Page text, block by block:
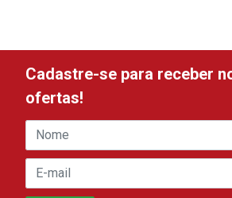
Cadastre-se para receber
ofertas!